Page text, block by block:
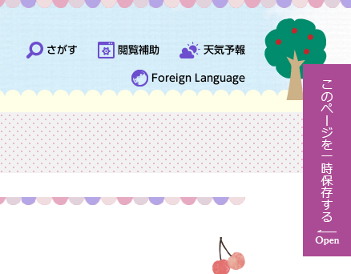
さがす 閲覧補助 天気予報
Foreign Language